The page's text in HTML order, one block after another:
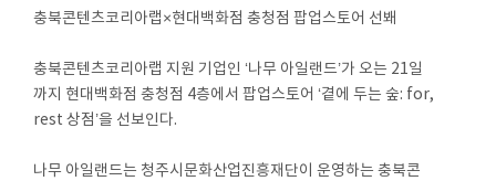
충북콘텐츠코리아랩×현대백화점 충청점 팝업스토어 선봬
충북콘텐츠코리아랩 지원 기업인 ‘나무 아일랜드’가 오는 21일
까지 현대백화점 충청점 4층에서 팝업스토어 ‘곁에 두는 숲: for,
rest 상점’을 선보인다.
나무 아일랜드는 청주시문화산업진흥재단이 운영하는 충북콘